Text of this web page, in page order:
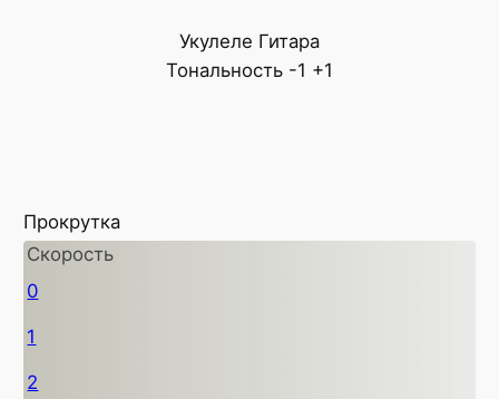
Укулеле Гитара
Тональность -1 +1
Прокрутка
Скорость
0
1
2